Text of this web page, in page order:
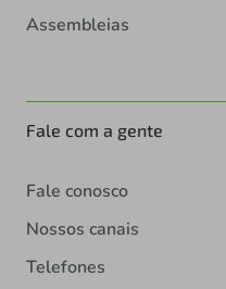
Assembleias
Fale com a gente
Fale conosco
Nossos canais
Telefones